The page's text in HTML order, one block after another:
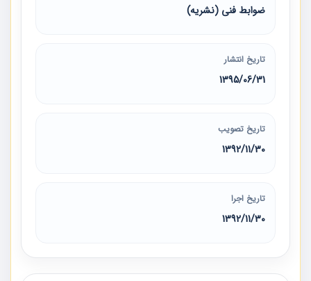
ضوابط فنی (نشریه)
تاریخ انتشار
1395/06/31
تاریخ تصویب
1392/11/30
تاریخ اجرا
1392/11/30